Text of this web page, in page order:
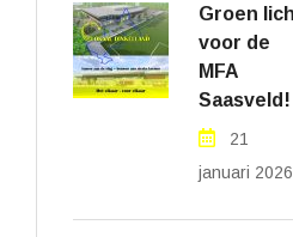
Groen
voor de
MFA
Saasveld!
21
januari 2026